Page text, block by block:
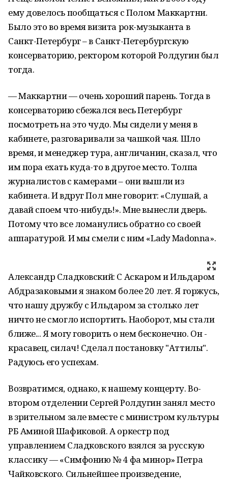
ему довелось пообщаться с Полом Маккартни.
Было это во время визита рок-музыканта в
Санкт-Петербург – в Санкт-Петербургскую
консерваторию, ректором которой Ролдугин был
тогда.
— Маккартни — очень хороший парень. Тогда в
консерваторию сбежался весь Петербург
посмотреть на это чудо. Мы сидели у меня в
кабинете, разговаривали за чашкой чая. Шло
время, и менеджер тура, англичанин, сказал, что
им пора ехать куда-то в другое место. Толпа
журналистов с камерами – они вышли из
кабинета. И вдруг Пол мне говорит: «Слушай, а
давай споем что-нибудь!». Мне вынесли дверь.
Потому что все ломанулись обратно со своей
аппаратурой. И мы смели с ним «Lady Madonna».
Александр Сладковский: С Аскаром и Ильдаром
Абдразаковыми я знаком более 20 лет. Я горжусь,
что нашу дружбу с Ильдаром за столько лет
ничто не смогло испортить. Наоборот, мы стали
ближе... Я могу говорить о нем бесконечно. Он -
красавец, силач! Сделал постановку "Аттилы".
Радуюсь его успехам.
Возвратимся, однако, к нашему концерту. Во-
втором отделении Сергей Ролдугин занял место
в зрительном зале вместе с министром культуры
РБ Аминой Шафиковой. А оркестр под
управлением Сладковского взялся за русскую
классику — «Симфонию № 4 фа минор» Петра
Чайковского. Сильнейшее произведение,